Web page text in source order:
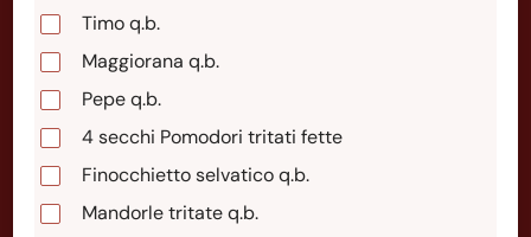
Timo q.b.
Maggiorana q.b.
Pepe q.b.
4secchi Pomodori tritati fette
Finocchietto selvatico q.b.
Mandorle tritate q.b.